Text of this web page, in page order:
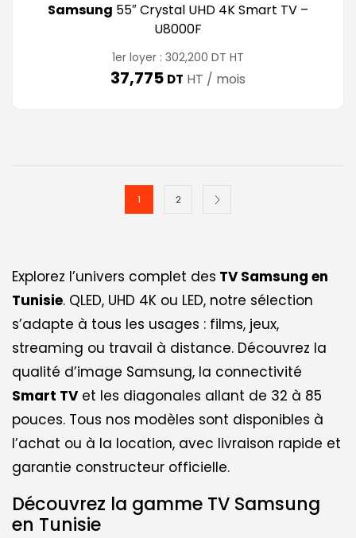
Samsung 55″ Crystal UHD 4K Smart TV –
U8000F
1er loyer : 302,200 DT HT
37,775 DT HT / mois
1 2
Explorez l’univers complet des TV Samsung en
Tunisie. QLED, UHD 4K ou LED, notre sélection
s’adapte à tous les usages : films, jeux,
streaming ou travail à distance. Découvrez la
qualité d’image Samsung, la connectivité
Smart TV et les diagonales allant de 32 à 85
pouces. Tous nos modèles sont disponibles à
l’achat ou à la location, avec livraison rapide et
garantie constructeur officielle.
Découvrez la gamme TV Samsung
en Tunisie